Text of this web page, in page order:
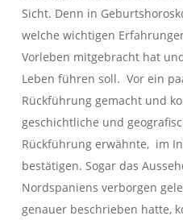
Sicht. Denn in
welche wichtigen
Vorleben mitgebracht hat
Leben führen soll. Vor ein
Rückführung gemacht und
geschichtliche und
Rückführung erwähnte, im
bestätigen. Sogar das
Nordspaniens verborgen
genauer beschrieben hatte,